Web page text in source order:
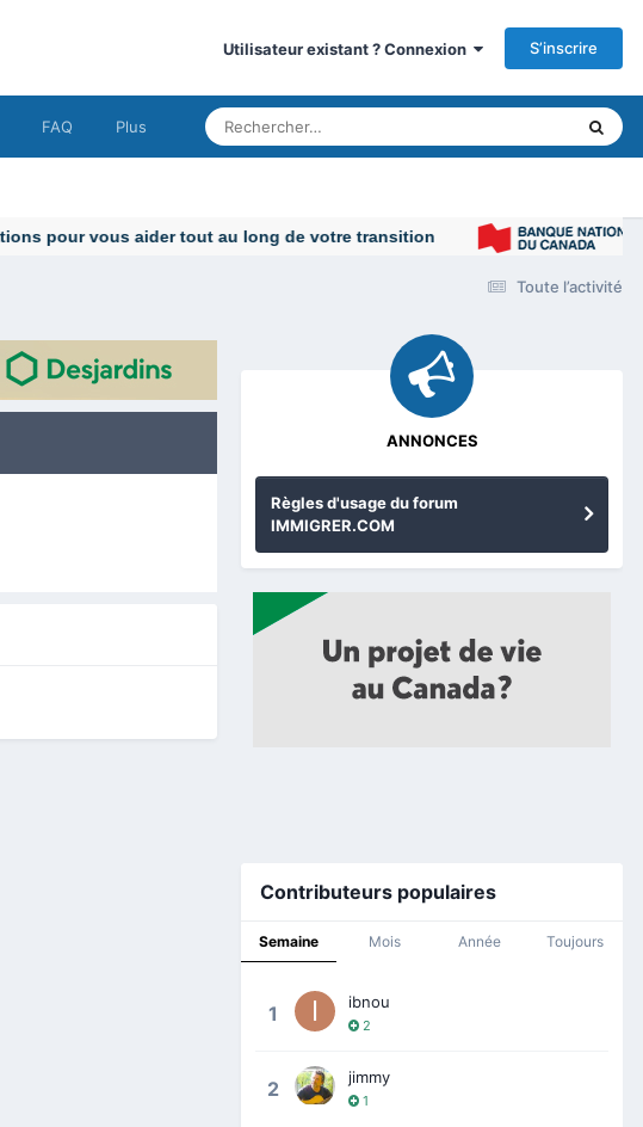
Utilisateur existant ? Connexion S’inscrire
FAQ Plus
Toute l’activité
ANNONCES
Règles d'usage du forum
IMMIGRER.COM
Contributeurs populaires
Semaine Mois Année Toujours
1 ibnou
2
2 jimmy
1